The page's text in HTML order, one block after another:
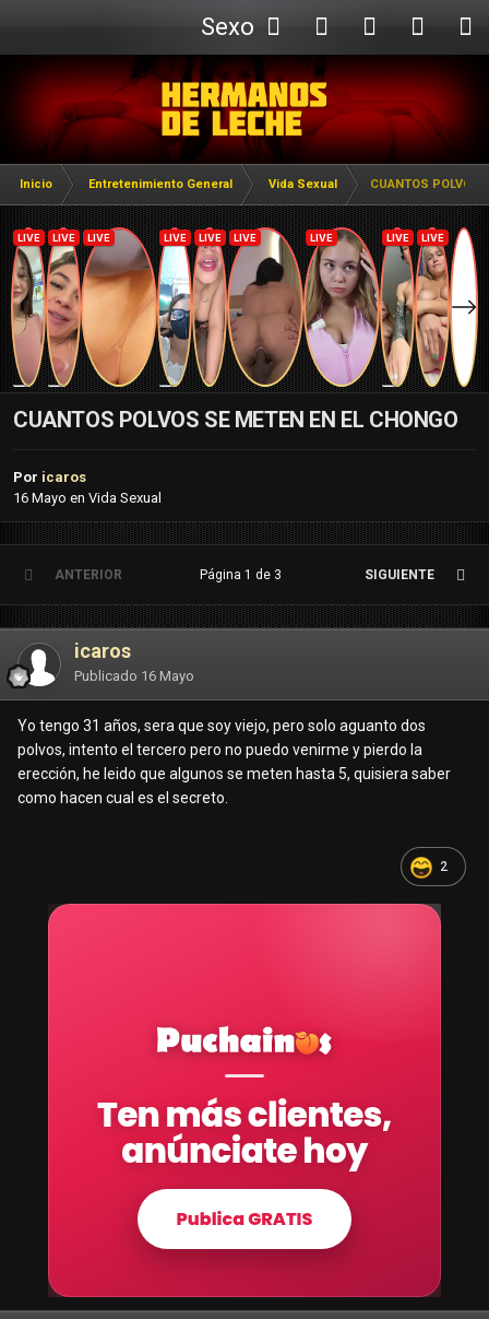
Sexo
Webcam
Inicio Entretenimiento General Vida Sexual CUANTOS POLVOS
CUANTOS POLVOS SE METEN EN EL CHONGO
Por icaros
16 Mayo en Vida Sexual
ANTERIOR SIGUIENTE
Página 1 de 3
icaros
Publicado 16 Mayo
Yo tengo 31 años, sera que soy viejo, pero solo aguanto dos
polvos, intento el tercero pero no puedo venirme y pierdo la
erección, he leido que algunos se meten hasta 5, quisiera saber
como hacen cual es el secreto.
2